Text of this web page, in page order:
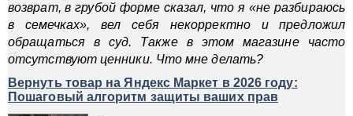
возврат, в грубой форме сказал, что я «не разбираюсь
в семечках», вел себя некорректно и предложил
обращаться в суд. Также в этом магазине часто
отсутствуют ценники. Что мне делать?
Вернуть товар на Яндекс Маркет в 2026 году:
Пошаговый алгоритм защиты ваших прав